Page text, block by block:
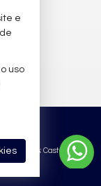
: Castel Digital
e
uso